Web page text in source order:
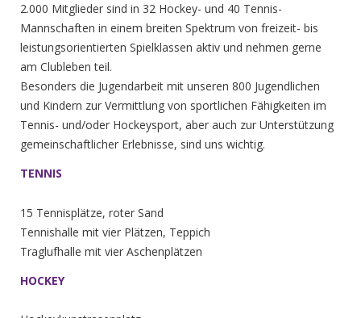
2.000 Mitglieder sind in 32 Hockey- und 40 Tennis-
Mannschaften in einem breiten Spektrum von freizeit- bis
leistungsorientierten Spielklassen aktiv und nehmen gerne
am Clubleben teil.
Besonders die Jugendarbeit mit unseren 800 Jugendlichen
und Kindern zur Vermittlung von sportlichen Fähigkeiten im
Tennis- und/oder Hockeysport, aber auch zur Unterstützung
gemeinschaftlicher Erlebnisse, sind uns wichtig.
TENNIS
15 Tennisplätze, roter Sand
Tennishalle mit vier Plätzen, Teppich
Traglufhalle mit vier Aschenplätzen
HOCKEY